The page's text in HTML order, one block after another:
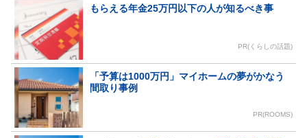
もらえる年金25万円以下の人が知るべき事
PR(くらしの話題)
「予算は1000万円」マイホームの夢がかなう
間取り事例
PR(ROOMS)